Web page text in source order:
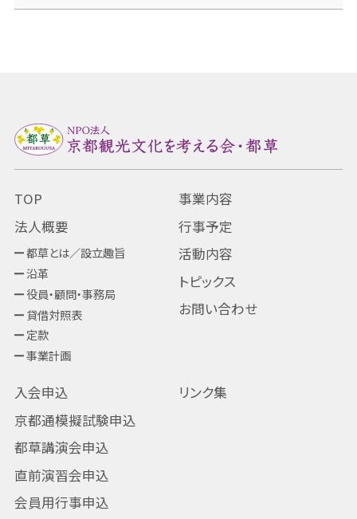
TOP
法人概要
都草とは／設立趣旨
沿革
役員・顧問・事務局
貸借対照表
定款
事業計画
事業内容
行事予定
活動内容
トピックス
お問い合わせ
入会申込
京都通模擬試験申込
都草講演会申込
直前演習会申込
会員用行事申込
リンク集